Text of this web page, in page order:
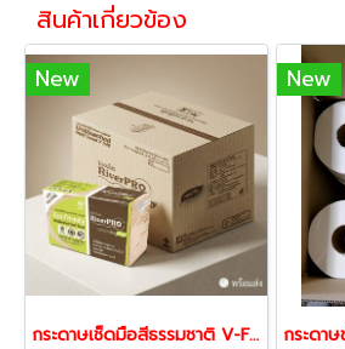
สินค้าเกี่ยวข้อง
New
กระดาษเช็ดมือสีธรรมชาติ V-Fold 2 ชั้น | กระดาษเช็ดมือแบบแผ่น ซึมซับดี สำหรับร้านอาหาร โรงแรม โรงงาน
New